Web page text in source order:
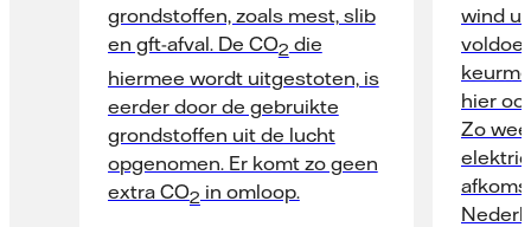
grondstoffen, zoals mest, slib
en gft-afval. De CO2 die
hiermee wordt uitgestoten, is
eerder door de gebruikte
grondstoffen uit de lucht
opgenomen. Er komt zo geen
extra CO2 in omloop.
wind
hier
Zo